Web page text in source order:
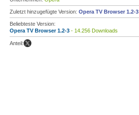
Zuletzt hinzugefügte Version: Opera TV Browser 1.2-3
Beliebteste Version:
Opera TV Browser 1.2-3 - 14.256 Downloads
Anteil: